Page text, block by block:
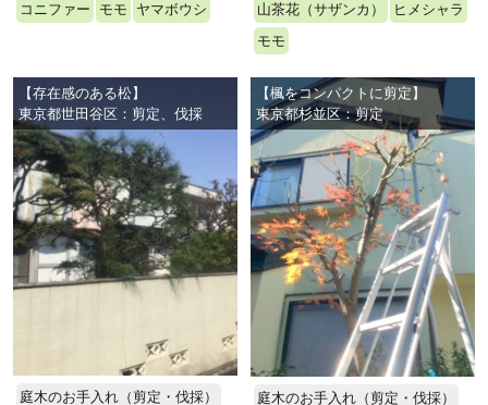
コニファー モモ ヤマボウシ 山茶花（サザンカ）
ヒメシャラ
モモ
【存在感のある松】
東京都世田谷区：剪定、伐採
庭木のお手入れ（剪定・伐採）
【楓をコンパクトに剪定】
東京都杉並区：剪定
庭木のお手入れ（剪定・伐採）